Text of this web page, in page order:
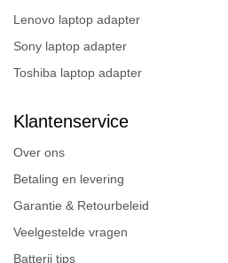
Lenovo laptop adapter
Sony laptop adapter
Toshiba laptop adapter
Klantenservice
Over ons
Betaling en levering
Garantie & Retourbeleid
Veelgestelde vragen
Batterij tips